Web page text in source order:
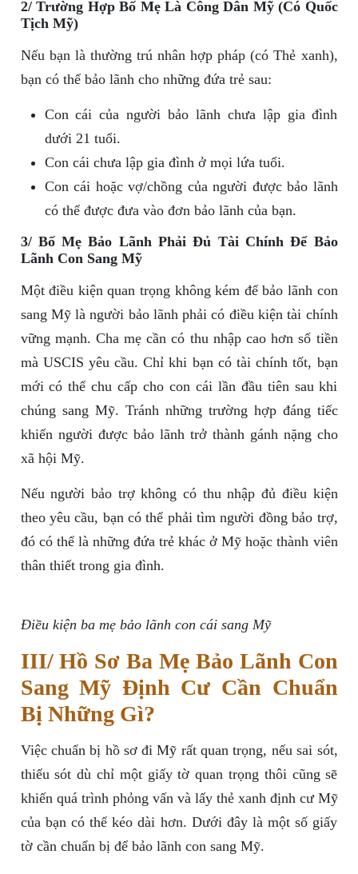
2/ Trường Hợp Bố Mẹ Là Công Dân Mỹ (Có Quốc
Tịch Mỹ)
Nếu bạn là thường trú nhân hợp pháp (có Thẻ xanh),
bạn có thể bảo lãnh cho những đứa trẻ sau:
Con cái của người bảo lãnh chưa lập gia đình
dưới 21 tuổi.
Con cái chưa lập gia đình ở mọi lứa tuổi.
Con cái hoặc vợ/chồng của người được bảo lãnh
có thể được đưa vào đơn bảo lãnh của bạn.
3/ Bố Mẹ Bảo Lãnh Phải Đủ Tài Chính Để Bảo
Lãnh Con Sang Mỹ
Một điều kiện quan trọng không kém để bảo lãnh con
sang Mỹ là người bảo lãnh phải có điều kiện tài chính
vững mạnh. Cha mẹ cần có thu nhập cao hơn số tiền
mà USCIS yêu cầu. Chỉ khi bạn có tài chính tốt, bạn
mới có thể chu cấp cho con cái lần đầu tiên sau khi
chúng sang Mỹ. Tránh những trường hợp đáng tiếc
khiến người được bảo lãnh trở thành gánh nặng cho
xã hội Mỹ.
Nếu người bảo trợ không có thu nhập đủ điều kiện
theo yêu cầu, bạn có thể phải tìm người đồng bảo trợ,
đó có thể là những đứa trẻ khác ở Mỹ hoặc thành viên
thân thiết trong gia đình.
Điều kiện ba mẹ bảo lãnh con cái sang Mỹ
III/ Hồ Sơ Ba Mẹ Bảo Lãnh Con
Sang Mỹ Định Cư Cần Chuẩn
Bị Những Gì?
Việc chuẩn bị hồ sơ đi Mỹ rất quan trọng, nếu sai sót,
thiếu sót dù chỉ một giấy tờ quan trọng thôi cũng sẽ
khiến quá trình phỏng vấn và lấy thẻ xanh định cư Mỹ
của bạn có thể kéo dài hơn. Dưới đây là một số giấy
tờ cần chuẩn bị để bảo lãnh con sang Mỹ.